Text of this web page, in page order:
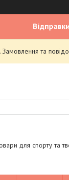
Замовлення та
для спорту та